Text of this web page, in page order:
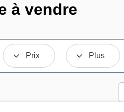
à vendre
Prix Plus